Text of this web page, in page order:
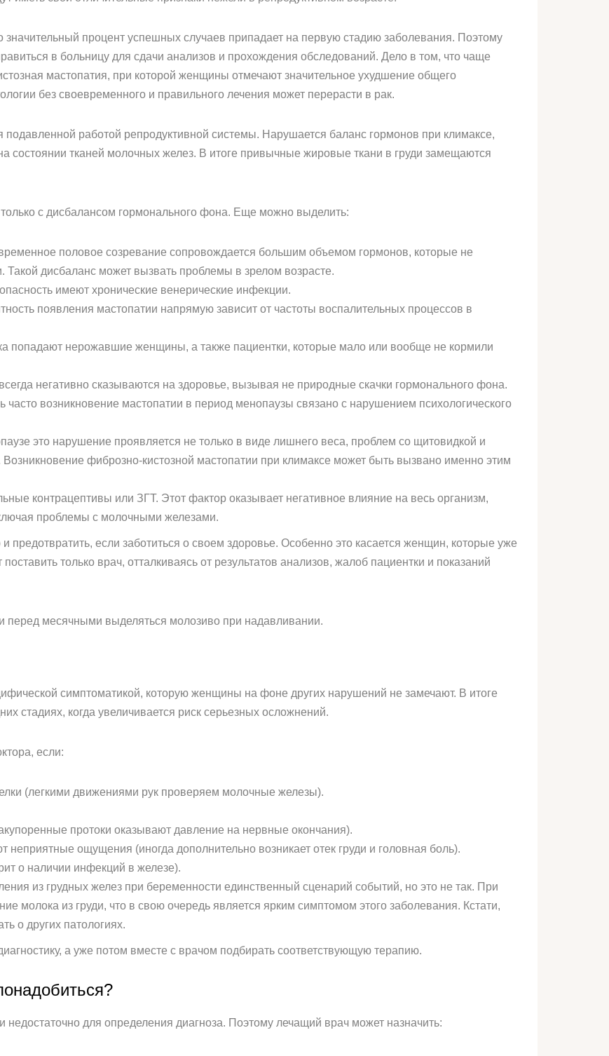
значительный процент успешных случаев припадает на первую стадию заболевания. Поэтому
в больницу для сдачи анализов и прохождения обследований. Дело в том, что чаще
мастопатия, при которой женщины отмечают значительное ухудшение общего
без своевременного и правильного лечения может перерасти в рак.
подавленной работой репродуктивной системы. Нарушается баланс гормонов при климаксе,
состоянии тканей молочных желез. В итоге привычные жировые ткани в груди замещаются
с дисбалансом гормонального фона. Еще можно выделить:
половое созревание сопровождается большим объемом гормонов, которые не
Такой дисбаланс может вызвать проблемы в зрелом возрасте.
имеют хронические венерические инфекции.
появления мастопатии напрямую зависит от частоты воспалительных процессов в
попадают нерожавшие женщины, а также пациентки, которые мало или вообще не кормили
негативно сказываются на здоровье, вызывая не природные скачки гормонального фона.
возникновение мастопатии в период менопаузы связано с нарушением психологического
это нарушение проявляется не только в виде лишнего веса, проблем со щитовидкой и
фиброзно-кистозной мастопатии при климаксе может быть вызвано именно этим
контрацептивы или ЗГТ. Этот фактор оказывает негативное влияние на весь организм,
проблемы с молочными железами.
предотвратить, если заботиться о своем здоровье. Особенно это касается женщин, которые уже
только врач, отталкиваясь от результатов анализов, жалоб пациентки и показаний
перед месячными выделяться молозиво при надавливании.
симптоматикой, которую женщины на фоне других нарушений не замечают. В итоге
стадиях, когда увеличивается риск серьезных осложнений.
если:
(легкими движениями рук проверяем молочные железы).
протоки оказывают давление на нервные окончания).
неприятные ощущения (иногда дополнительно возникает отек груди и головная боль).
о наличии инфекций в железе).
из грудных желез при беременности единственный сценарий событий, но это не так. При
молока из груди, что в свою очередь является ярким симптомом этого заболевания. Кстати,
о других патологиях.
а уже потом вместе с врачом подбирать соответствующую терапию.
недостаточно для определения диагноза. Поэтому лечащий врач может назначить: